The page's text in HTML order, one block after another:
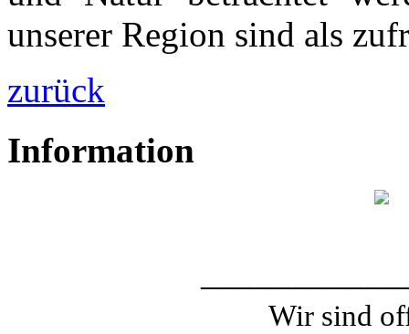
unserer Region sind als
zurück
Information
Wir sind